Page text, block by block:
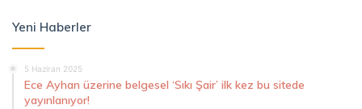
Yeni Haberler
5 Haziran 2025
Ece Ayhan üzerine belgesel ‘Sıkı Şair’ ilk kez bu sitede
yayınlanıyor!